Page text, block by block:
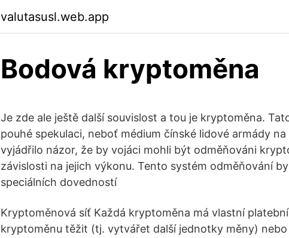
valutasusl.web.app
Bodová kryptoměna
Je zde ale ještě další souvislost a tou je kryptoměna.
pouhé spekulaci, neboť médium čínské lidové armády
vyjádřilo názor, že by vojáci mohli být odměňováni
závislosti na jejich výkonu. Tento systém odměňování
speciálních dovedností
Kryptoměnová síť Každá kryptoměna má vlastní
kryptoměnu těžit (tj. vytvářet další jednotky měny)